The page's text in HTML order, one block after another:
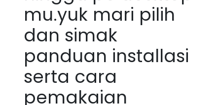
mu.yuk mari pilih
dan simak
panduan installasi
serta cara
pemakaian